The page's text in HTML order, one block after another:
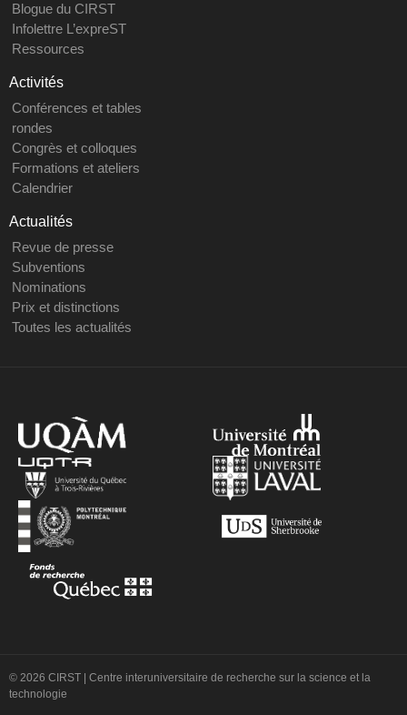
Blogue du CIRST
Infolettre L’expreST
Ressources
Activités
Conférences et tables
rondes
Congrès et colloques
Formations et ateliers
Calendrier
Actualités
Revue de presse
Subventions
Nominations
Prix et distinctions
Toutes les actualités
© 2026 CIRST | Centre interuniversitaire de recherche sur la science et la
technologie